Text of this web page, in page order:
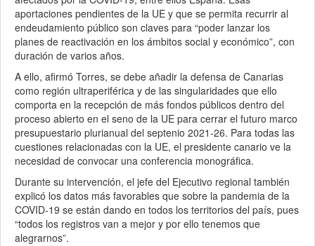
aportaciones pendientes de la UE y que se permita recurrir al
endeudamiento público son claves para “poder lanzar los
planes de reactivación en los ámbitos social y económico”, con
duración de varios años.
A ello, afirmó Torres, se debe añadir la defensa de Canarias
como región ultraperiférica y de las singularidades que ello
comporta en la recepción de más fondos públicos dentro del
proceso abierto en el seno de la UE para cerrar el futuro marco
presupuestario plurianual del septenio 2021-26. Para todas las
cuestiones relacionadas con la UE, el presidente canario ve la
necesidad de convocar una conferencia monográfica.
Durante su intervención, el jefe del Ejecutivo regional también
explicó los datos más favorables que sobre la pandemia de la
COVID-19 se están dando en todos los territorios del país, pues
“todos los registros van a mejor y por ello tenemos que
alegrarnos”.